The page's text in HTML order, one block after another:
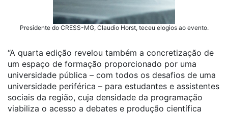
Presidente do CRESS-MG, Claudio Horst, teceu elogios ao evento.
“A quarta edição revelou também a concretização de
um espaço de formação proporcionado por uma
universidade pública – com todos os desafios de uma
universidade periférica – para estudantes e assistentes
sociais da região, cuja densidade da programação
viabiliza o acesso a debates e produção científica